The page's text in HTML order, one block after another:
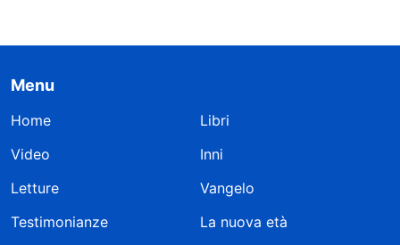
Menu
Home
Libri
Video
Inni
Letture
Vangelo
Testimonianze
La nuova età